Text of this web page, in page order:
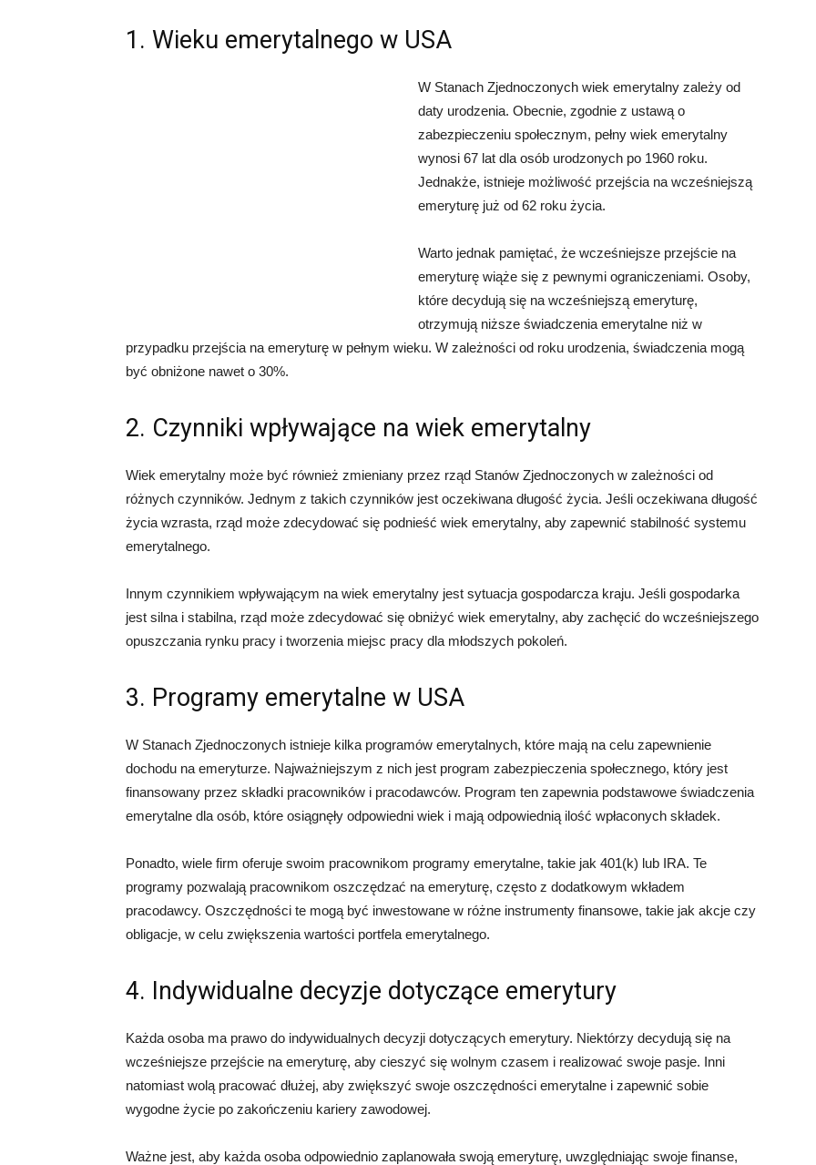
1. Wieku emerytalnego w USA
W Stanach Zjednoczonych wiek emerytalny zależy od
daty urodzenia. Obecnie, zgodnie z ustawą o
zabezpieczeniu społecznym, pełny wiek emerytalny
wynosi 67 lat dla osób urodzonych po 1960 roku.
Jednakże, istnieje możliwość przejścia na wcześniejszą
emeryturę już od 62 roku życia.
Warto jednak pamiętać, że wcześniejsze przejście na
emeryturę wiąże się z pewnymi ograniczeniami. Osoby,
które decydują się na wcześniejszą emeryturę,
otrzymują niższe świadczenia emerytalne niż w
przypadku przejścia na emeryturę w pełnym wieku. W zależności od roku urodzenia, świadczenia mogą
być obniżone nawet o 30%.
2. Czynniki wpływające na wiek emerytalny
Wiek emerytalny może być również zmieniany przez rząd Stanów Zjednoczonych w zależności od
różnych czynników. Jednym z takich czynników jest oczekiwana długość życia. Jeśli oczekiwana długość
życia wzrasta, rząd może zdecydować się podnieść wiek emerytalny, aby zapewnić stabilność systemu
emerytalnego.
Innym czynnikiem wpływającym na wiek emerytalny jest sytuacja gospodarcza kraju. Jeśli gospodarka
jest silna i stabilna, rząd może zdecydować się obniżyć wiek emerytalny, aby zachęcić do wcześniejszego
opuszczania rynku pracy i tworzenia miejsc pracy dla młodszych pokoleń.
3. Programy emerytalne w USA
W Stanach Zjednoczonych istnieje kilka programów emerytalnych, które mają na celu zapewnienie
dochodu na emeryturze. Najważniejszym z nich jest program zabezpieczenia społecznego, który jest
finansowany przez składki pracowników i pracodawców. Program ten zapewnia podstawowe świadczenia
emerytalne dla osób, które osiągnęły odpowiedni wiek i mają odpowiednią ilość wpłaconych składek.
Ponadto, wiele firm oferuje swoim pracownikom programy emerytalne, takie jak 401(k) lub IRA. Te
programy pozwalają pracownikom oszczędzać na emeryturę, często z dodatkowym wkładem
pracodawcy. Oszczędności te mogą być inwestowane w różne instrumenty finansowe, takie jak akcje czy
obligacje, w celu zwiększenia wartości portfela emerytalnego.
4. Indywidualne decyzje dotyczące emerytury
Każda osoba ma prawo do indywidualnych decyzji dotyczących emerytury. Niektórzy decydują się na
wcześniejsze przejście na emeryturę, aby cieszyć się wolnym czasem i realizować swoje pasje. Inni
natomiast wolą pracować dłużej, aby zwiększyć swoje oszczędności emerytalne i zapewnić sobie
wygodne życie po zakończeniu kariery zawodowej.
Ważne jest, aby każda osoba odpowiednio zaplanowała swoją emeryturę, uwzględniając swoje finanse,